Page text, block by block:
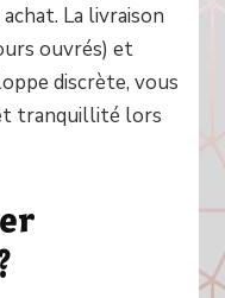
La livraison
ouvrés) et
discrète, vous
tranquillité lors